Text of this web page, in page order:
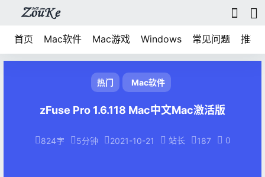
首页 Mac软件 Mac游戏 Windows 常见问题 推荐
热门 Mac软件
zFuse Pro 1.6.118 Mac中文Mac激活版
824字 5分钟 2021-10-21 站长 187 0